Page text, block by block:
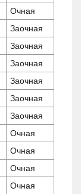
Очная
Заочная
Заочная
Заочная
Заочная
Заочная
Заочная
Очная
Очная
Очная
Очная